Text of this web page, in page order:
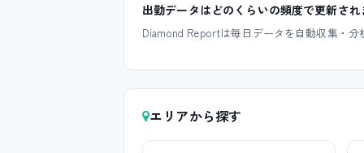
出勤データはどのくらいの頻度で更新され
Diamond Reportは毎日データを自動収集・
エリアから探す